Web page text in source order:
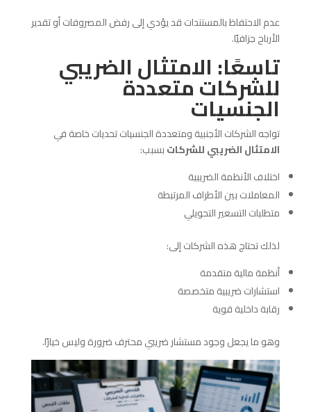
عدم الاحتفاظ بالمستندات قد يؤدي إلى رفض المصروفات أو تقدير
الأرباح جزافيًا.
تاسعًا: الامتثال الضريبي
للشركات متعددة
الجنسيات
تواجه الشركات الأجنبية ومتعددة الجنسيات تحديات خاصة في
الامتثال الضريبي للشركاتبسبب:
اختلاف الأنظمة الضريبية
المعاملات بين الأطراف المرتبطة
متطلبات التسعير التحويلي
لذلك تحتاج هذه الشركات إلى:
أنظمة مالية متقدمة
استشارات ضريبية متخصصة
رقابة داخلية قوية
وهو ما يجعل وجود مستشار ضريبي محترف ضرورة وليس خيارًا.